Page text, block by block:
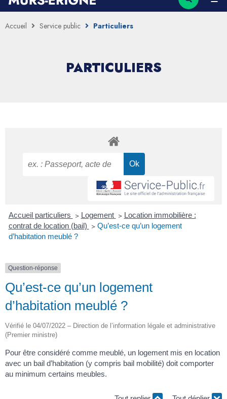
Accueil Service public Particuliers
PARTICULIERS
Accueil particuliers > Logement > Location immobilière :
contrat de location (bail) > Qu’est-ce qu’un logement
d’habitation meublé ?
Question-réponse
Qu’est-ce qu’un logement
d’habitation meublé ?
Vérifié le 04/07/2022 – Direction de l’information légale et administrative
(Premier ministre)
Pour être considéré comme meublé, un logement mis en location
avec un bail d’habitation (y compris bail mobilité) doit comporter
au minimum certains meubles.